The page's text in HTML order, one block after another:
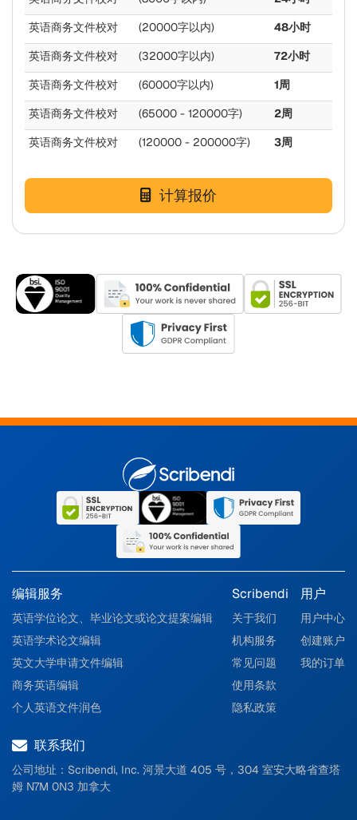
英语商务文件校对
(20000字以内)
48小时
英语商务文件校对
(32000字以内)
72小时
英语商务文件校对
(60000字以内)
1周
英语商务文件校对
(65000 - 120000字)
2周
英语商务文件校对
(120000 - 200000字) 3周
计算报价
编辑服务
英语学位论文、毕业论文或论文提案编辑
英语学术论文编辑
英文大学申请文件编辑
商务英语编辑
个人英语文件润色
用户
用户中心
创建账户
我的订单
Scribendi
关于我们
机构服务
常见问题
使用条款
隐私政策
联系我们
公司地址：Scribendi, Inc. 河景大道 405 号， 304 室安大略省查塔
姆 N7M 0N3 加拿大